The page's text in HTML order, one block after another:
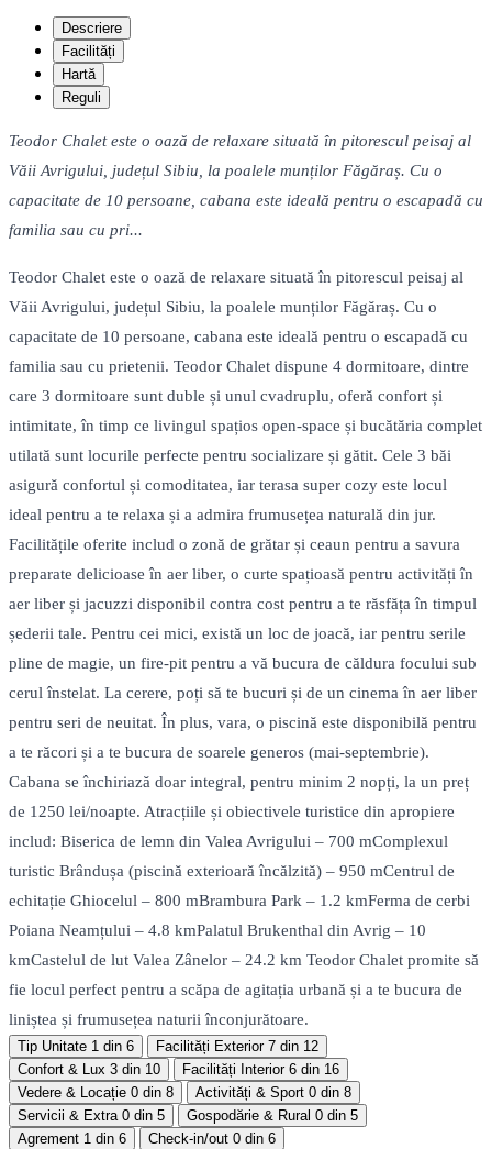
Descriere
Facilități
Hartă
Reguli
Teodor Chalet este o oază de relaxare situată în pitorescul peisaj al
Văii Avrigului, județul Sibiu, la poalele munților Făgăraș. Cu o
capacitate de 10 persoane, cabana este ideală pentru o escapadă cu
familia sau cu pri...
Teodor Chalet este o oază de relaxare situată în pitorescul peisaj al
Văii Avrigului, județul Sibiu, la poalele munților Făgăraș. Cu o
capacitate de 10 persoane, cabana este ideală pentru o escapadă cu
familia sau cu prietenii. Teodor Chalet dispune 4 dormitoare, dintre
care 3 dormitoare sunt duble și unul cvadruplu, oferă confort și
intimitate, în timp ce livingul spațios open-space și bucătăria complet
utilată sunt locurile perfecte pentru socializare și gătit. Cele 3 băi
asigură confortul și comoditatea, iar terasa super cozy este locul
ideal pentru a te relaxa și a admira frumusețea naturală din jur.
Facilitățile oferite includ o zonă de grătar și ceaun pentru a savura
preparate delicioase în aer liber, o curte spațioasă pentru activități în
aer liber și jacuzzi disponibil contra cost pentru a te răsfăța în timpul
șederii tale. Pentru cei mici, există un loc de joacă, iar pentru serile
pline de magie, un fire-pit pentru a vă bucura de căldura focului sub
cerul înstelat. La cerere, poți să te bucuri și de un cinema în aer liber
pentru seri de neuitat. În plus, vara, o piscină este disponibilă pentru
a te răcori și a te bucura de soarele generos (mai-septembrie).
Cabana se închiriază doar integral, pentru minim 2 nopți, la un preț
de 1250 lei/noapte. Atracțiile și obiectivele turistice din apropiere
includ: Biserica de lemn din Valea Avrigului – 700 mComplexul
turistic Brândușa (piscină exterioară încălzită) – 950 mCentrul de
echitație Ghiocelul – 800 mBrambura Park – 1.2 kmFerma de cerbi
Poiana Neamțului – 4.8 kmPalatul Brukenthal din Avrig – 10
kmCastelul de lut Valea Zânelor – 24.2 km Teodor Chalet promite să
fie locul perfect pentru a scăpa de agitația urbană și a te bucura de
liniștea și frumusețea naturii înconjurătoare.
Tip Unitate 1 din 6 Facilități Exterior 7 din 12
Confort & Lux 3 din 10 Facilități Interior 6 din 16
Vedere & Locație 0 din 8 Activități & Sport 0 din 8
Servicii & Extra 0 din 5 Gospodărie & Rural 0 din 5
Agrement 1 din 6 Check-in/out 0 din 6